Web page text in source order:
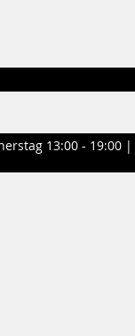
13:00 - 19:00 |